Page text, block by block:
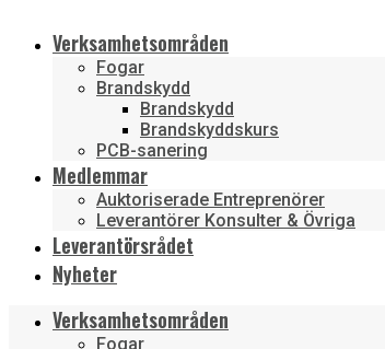
Verksamhetsområden
Fogar
Brandskydd
Brandskydd
Brandskyddskurs
PCB-sanering
Medlemmar
Auktoriserade Entreprenörer
Leverantörer Konsulter & Övriga
Leverantörsrådet
Nyheter
Verksamhetsområden
Fogar